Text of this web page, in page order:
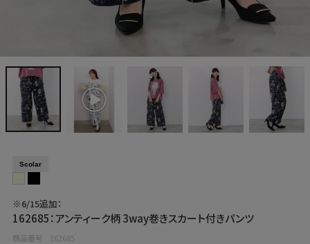
Scolar
※6/15追加：
162685：アンティーク柄 3way巻きスカート付きパンツ
商品番号 162685